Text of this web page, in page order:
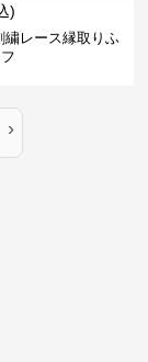
)
繍レース縁取りふ
›